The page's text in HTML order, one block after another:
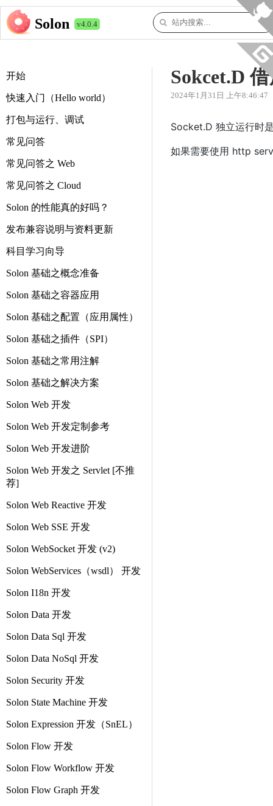
Solon v4.0.4
开始
快速入门（Hello world）
打包与运行、调试
常见问答
常见问答之 Web
常见问答之 Cloud
Solon 的性能真的好吗？
发布兼容说明与资料更新
科目学习向导
Solon 基础之概念准备
Solon 基础之容器应用
Solon 基础之配置（应用属性）
Solon 基础之插件（SPI）
Solon 基础之常用注解
Solon 基础之解决方案
Solon Web 开发
Solon Web 开发定制参考
Solon Web 开发进阶
Solon Web 开发之 Servlet [不推
荐]
Solon Web Reactive 开发
Solon Web SSE 开发
Solon WebSocket 开发 (v2)
Solon WebServices（wsdl） 开发
Solon I18n 开发
Solon Data 开发
Solon Data Sql 开发
Solon Data NoSql 开发
Solon Security 开发
Solon State Machine 开发
Solon Expression 开发（SnEL）
Solon Flow 开发
Solon Flow Workflow 开发
Solon Flow Graph 开发
Sokcet.D
2024年1月31日 上午8:46:47
Socket.D 独立运行时
如果需要使用 http